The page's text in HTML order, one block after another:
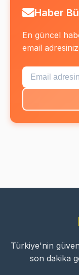
Haber
En güncel
email
Türkiye'nin
son dakika